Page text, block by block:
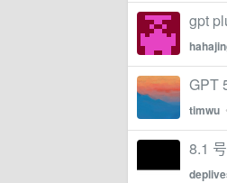
gpt
GPT
timwu
8.1